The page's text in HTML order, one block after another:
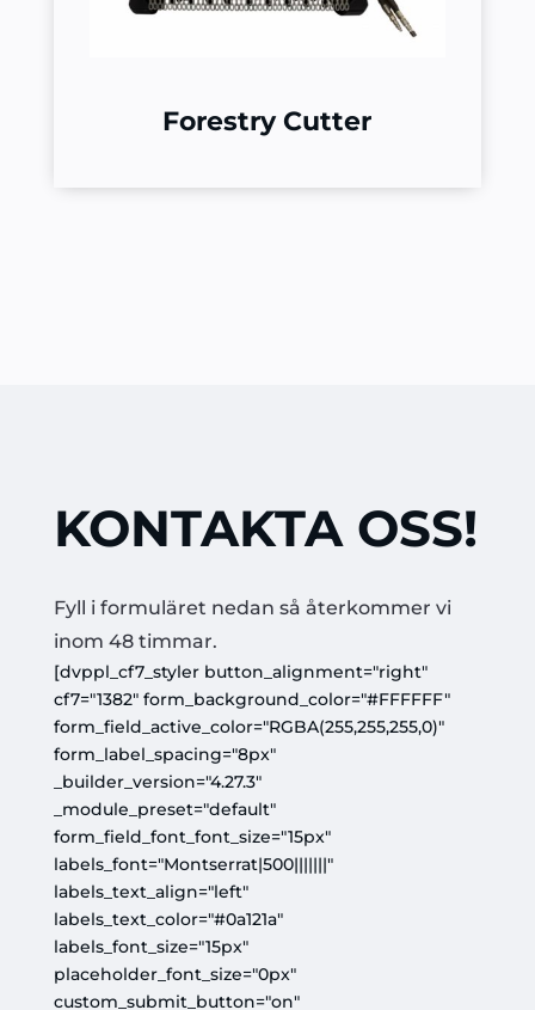
Forestry Cutter
KONTAKTA OSS!
Fyll i formuläret nedan så återkommer vi
inom 48 timmar.
[dvppl_cf7_styler button_alignment="right"
cf7="1382" form_background_color="#FFFFFF"
form_field_active_color="RGBA(255,255,255,0)"
form_label_spacing="8px"
_builder_version="4.27.3"
_module_preset="default"
form_field_font_font_size="15px"
labels_font="Montserrat|500|||||||"
labels_text_align="left"
labels_text_color="#0a121a"
labels_font_size="15px"
placeholder_font_size="0px"
custom_submit_button="on"